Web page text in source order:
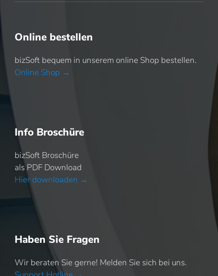
Online bestellen
bizSoft bequem in unserem online Shop bestellen.
Online Shop →
Info Broschüre
bizSoft Broschüre
als PDF Download
Hier downloaden →
Haben Sie Fragen
Wir beraten Sie gerne! Melden Sie sich bei uns.